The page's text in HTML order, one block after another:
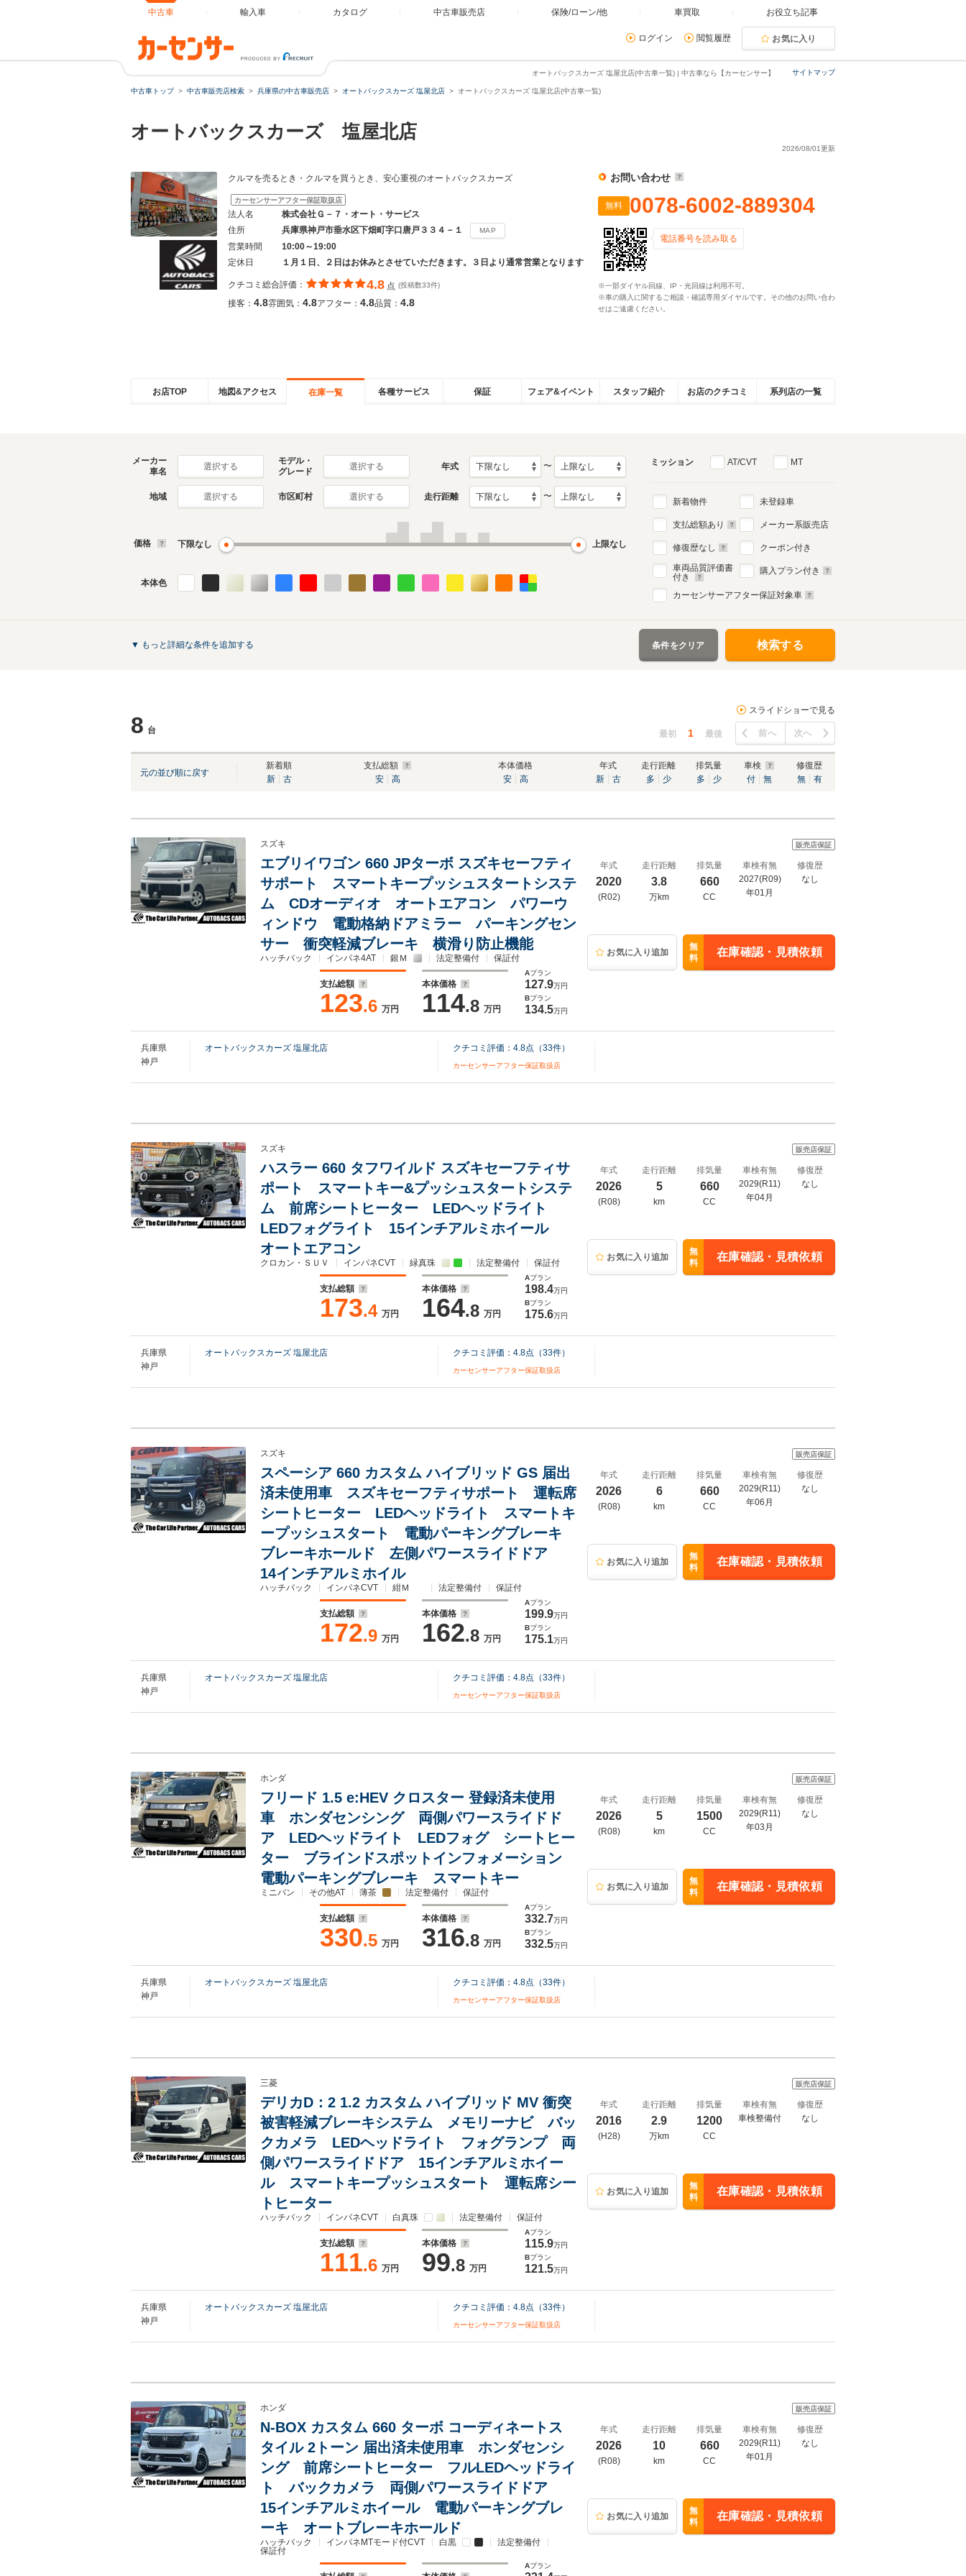
中古車 輸入車 カタログ 中古車販売店 保険/ローン/他 車買取 お役立ち記事
ログイン 閲覧履歴 お気に入り
サイトマップ
オートバックスカーズ 塩屋北店(中古車一覧) | 中古車なら【カーセンサー】
中古車トップ 中古車販売店検索 兵庫県の中古車販売店 オートバックスカーズ 塩屋北店 オートバックスカーズ 塩屋北店(中古車一覧)
オートバックスカーズ 塩屋北店
2026/08/01更新
クルマを売るとき・クルマを買うとき、安心重視のオートバックスカーズ
カーセンサーアフター保証取扱店
法人名
株式会社Ｇ－７・オート・サービス
住所
兵庫県神戸市垂水区下畑町字口唐戸３３４－１ MAP
営業時間
10:00～19:00
定休日
１月１日、２日はお休みとさせていただきます。３日より通常営業となります
クチコミ総合評価： 4.8 点 (投稿数33件)
接客： 4.8雰囲気： 4.8アフター： 4.8品質： 4.8
お問い合わせ
無料 0078-6002-889304
電話番号を読み取る
※一部ダイヤル回線、IP・光回線は利用不可。
※車の購入に関するご相談・確認専用ダイヤルです。その他のお問い合わ
せはご遠慮ください。
お店TOP 地図&アクセス 在庫一覧 各種サービス 保証 フェア&イベント スタッフ紹介 お店のクチコミ 系列店の一覧
メーカー
車名
選択する
モデル・
グレード
選択する 年式 〜
地域 選択する 市区町村 選択する 走行距離 〜
価格 下限なし 上限なし
本体色
ミッション AT/CVT MT
新着物件
支払総額あり
修復歴なし
車両品質評価書
付き
未登録車
メーカー系販売店
クーポン付き
購入プラン付き
カーセンサーアフター保証対象車
▼ もっと詳細な条件を追加する 条件をクリア 検索する
8 台
スライドショーで見る
最初 1 最後 前へ 次へ
元の並び順に戻す
新着順
新
古
支払総額
安
高
本体価格
安
高
年式
新
古
走行距離
多
少
排気量
多
少
車検
付
無
修復歴
無
有
スズキ
エブリイワゴン 660 JPターボ スズキセーフティ
サポート スマートキープッシュスタートシステ
ム CDオーディオ オートエアコン パワーウ
ィンドウ 電動格納ドアミラー パーキングセン
サー 衝突軽減ブレーキ 横滑り防止機能
ハッチバック インパネ4AT 銀Ｍ 法定整備付 保証付
支払総額
123.6 万円
本体価格
114.8 万円
Aプラン
127.9万円
Bプラン
134.5万円
販売店保証
年式
2020
(R02)
走行距離
3.8
万km
排気量
660
CC
車検有無
2027(R09)
年01月
修復歴
なし
お気に入り追加
無
料
在庫確認・見積依頼
兵庫県
神戸
オートバックスカーズ 塩屋北店 クチコミ評価： 4.8点（33件）
カーセンサーアフター保証取扱店
スズキ
ハスラー 660 タフワイルド スズキセーフティサ
ポート スマートキー&プッシュスタートシステ
ム 前席シートヒーター LEDヘッドライト
LEDフォグライト 15インチアルミホイール
オートエアコン
クロカン・ＳＵＶ インパネCVT 緑真珠 法定整備付 保証付
支払総額
173.4 万円
本体価格
164.8 万円
Aプラン
198.4万円
Bプラン
175.6万円
販売店保証
年式
2026
(R08)
走行距離
5
km
排気量
660
CC
車検有無
2029(R11)
年04月
修復歴
なし
お気に入り追加
無
料
在庫確認・見積依頼
兵庫県
神戸
オートバックスカーズ 塩屋北店 クチコミ評価： 4.8点（33件）
カーセンサーアフター保証取扱店
スズキ
スペーシア 660 カスタム ハイブリッド GS 届出
済未使用車 スズキセーフティサポート 運転席
シートヒーター LEDヘッドライト スマートキ
ープッシュスタート 電動パーキングブレーキ
ブレーキホールド 左側パワースライドドア
14インチアルミホイル
ハッチバック インパネCVT 紺Ｍ 法定整備付 保証付
支払総額
172.9 万円
本体価格
162.8 万円
Aプラン
199.9万円
Bプラン
175.1万円
販売店保証
年式
2026
(R08)
走行距離
6
km
排気量
660
CC
車検有無
2029(R11)
年06月
修復歴
なし
お気に入り追加
無
料
在庫確認・見積依頼
兵庫県
神戸
オートバックスカーズ 塩屋北店 クチコミ評価： 4.8点（33件）
カーセンサーアフター保証取扱店
ホンダ
フリード 1.5 e:HEV クロスター 登録済未使用
車 ホンダセンシング 両側パワースライドド
ア LEDヘッドライト LEDフォグ シートヒー
ター ブラインドスポットインフォメーション
電動パーキングブレーキ スマートキー
ミニバン その他AT 薄茶 法定整備付 保証付
支払総額
330.5 万円
本体価格
316.8 万円
Aプラン
332.7万円
Bプラン
332.5万円
販売店保証
年式
2026
(R08)
走行距離
5
km
排気量
1500
CC
車検有無
2029(R11)
年03月
修復歴
なし
お気に入り追加
無
料
在庫確認・見積依頼
兵庫県
神戸
オートバックスカーズ 塩屋北店 クチコミ評価： 4.8点（33件）
カーセンサーアフター保証取扱店
三菱
デリカD：2 1.2 カスタム ハイブリッド MV 衝突
被害軽減ブレーキシステム メモリーナビ バッ
クカメラ LEDヘッドライト フォグランプ 両
側パワースライドドア 15インチアルミホイー
ル スマートキープッシュスタート 運転席シー
トヒーター
ハッチバック インパネCVT 白真珠 法定整備付 保証付
支払総額
111.6 万円
本体価格
99.8 万円
Aプラン
115.9万円
Bプラン
121.5万円
販売店保証
年式
2016
(H28)
走行距離
2.9
万km
排気量
1200
CC
車検有無
車検整備付
修復歴
なし
お気に入り追加
無
料
在庫確認・見積依頼
兵庫県
神戸
オートバックスカーズ 塩屋北店 クチコミ評価： 4.8点（33件）
カーセンサーアフター保証取扱店
ホンダ
N-BOX カスタム 660 ターボ コーディネートス
タイル 2トーン 届出済未使用車 ホンダセンシ
ング 前席シートヒーター フルLEDヘッドライ
ト バックカメラ 両側パワースライドドア
15インチアルミホイール 電動パーキングブレ
ーキ オートブレーキホールド
ハッチバック インパネMTモード付CVT 白黒
法定整備付
保証付
Aプラン
販売店保証
年式
2026
(R08)
走行距離
10
km
排気量
660
CC
車検有無
2029(R11)
年01月
修復歴
なし
お気に入り追加
無
料
在庫確認・見積依頼